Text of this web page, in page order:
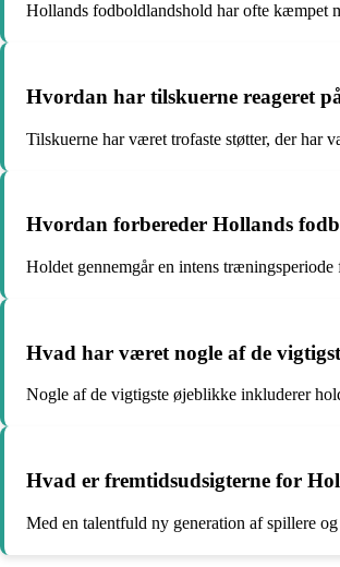
Hollands fodboldlandshold har ofte kæmpet
Hvordan har tilskuerne reageret
Tilskuerne har været trofaste støtter, der har
Hvordan forbereder Hollands
Holdet gennemgår en intens
Hvad har været nogle af de
Nogle af de vigtigste øjeblikke inkluderer
Hvad er fremtidsudsigterne for
Med en talentfuld ny generation af spillere